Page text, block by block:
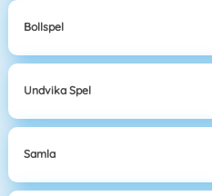
Bollspel
Undvika Spel
Samla